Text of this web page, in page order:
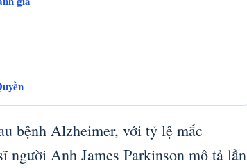
bệnh Alzheimer, với tỷ lệ mắc
người Anh James Parkinson mô tả lần